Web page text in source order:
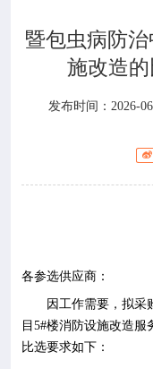
工作重点
学术期刊
暨包虫病防
施改造的
发布时间：2026-
各参选供应商：
因工作需要，拟采
目 5#楼消防设施改造服
比选要求如下：